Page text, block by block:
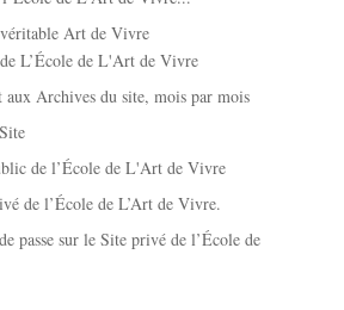
Art de Vivre
L’École de L'Art de Vivre
aux Archives du site, mois par mois
de l’École de L'Art de Vivre
de l’École de L’Art de Vivre.
passe sur le Site privé de l’École de